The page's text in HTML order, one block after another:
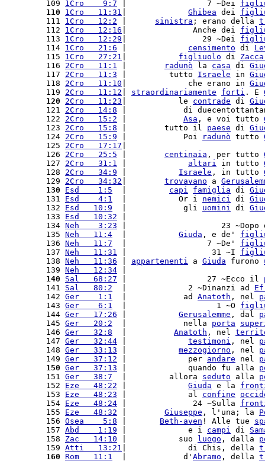
109 1Cro    9:7 |                 7 ~Dei
110
1Cro   11:31 Ghibea dei
111 1Cro   12:2 sinistra ; erano della
112 1Cro   12:16 |              Anche dei
113 1Cro   12:29 |                29 ~Dei
114 1Cro   21:6 censimento di
115 1Cro   27:21 figliuolo di
116 2Cro   11:1 radunò la casa di
117 2Cro   11:3 |         tutto Israele in
118 2Cro   11:10 |             che erano in
119 2Cro   11:12 straordinariamente forti . E
120
2Cro   11:23 |           le contrade di
121 2Cro   14:8 |            di
122 2Cro   15:2 Asa , e voi tutto
123 2Cro   15:8 |        tutto il paese di
124 2Cro   15:9 |            Poi radunò tutto
125 2Cro   17:17
126 2Cro   25:5 centinaia , per tutto
127 2Cro   31:1 altari in tutto
128 2Cro   34:9 Israele , in tutto
129 2Cro   34:32 trovavano a
130
Esd    1:5 capi famiglia di
131 Esd    4:1
  |           Or i
nemici di
132 Esd   10:9
  |            gli
uomini di
133 Esd   10:32
134 Neh    3:23 |                    23 ~Dopo
135 Neh   11:4 Giuda , e de'
136 Neh   11:7
  |                 7 ~De'
137 Neh   11:31 |                  31 ~I
138 Neh   11:36 appartenenti a Giuda furono
139 Neh   12:34
140
Sal   68:27 |                 27 ~Ecco il
141 Sal   80:2
  |             2 ~Dinanzi ad
142 Ger    1:1
  |            ad
Anatoth , nel
143 Ger    6:1
  |                   1 ~O
144 Ger   17:26 Gerusalemme , dal
145 Ger   20:2
  |            nella
porta
146 Ger   32:8 Anatoth , nel
147 Ger   32:44 testimoni , nel
148 Ger   33:13 mezzogiorno , nel
149 Ger   37:12 |             per andare nel
150 Ger   37:13 |             quando fu alla
151 Ger   38:7
  |         allora
seduto alla
152 Eze   48:22 Giuda e la
153 Eze   48:23 |             al confine
154 Eze   48:24 |              24 ~Sulla
155 Eze   48:32 Giuseppe , l'una; la
156 Osea    5:8 Beth-aven ! Alle tue
157 Abd    1:19 |             e i campi di
158 Zac   14:10 |           suo luogo , dalla
159 Atti   13:21 |             di Chis, della
160 Rom   11:1
  |            d'
Abramo , della